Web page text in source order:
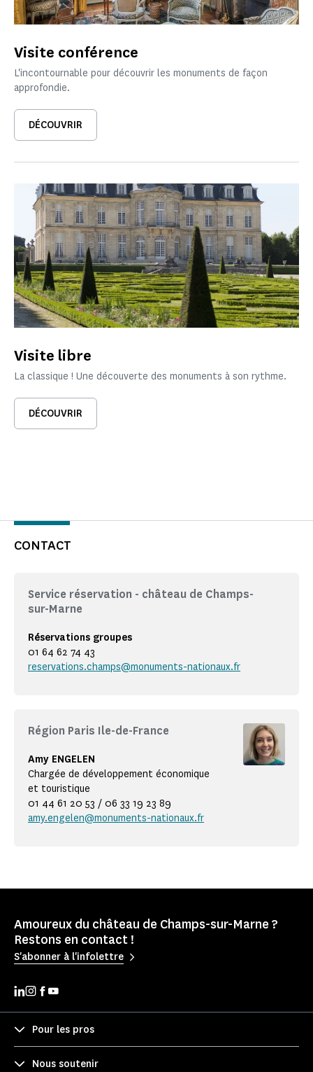
Visite conférence
L'incontournable pour découvrir les monuments de façon
approfondie.
DÉCOUVRIR
Visite libre
La classique ! Une découverte des monuments à son rythme.
DÉCOUVRIR
CONTACT
Service réservation - château de Champs-
sur-Marne
Réservations groupes
01 64 62 74 43
reservations.champs@monuments-nationaux.fr
Région Paris Ile-de-France
Amy ENGELEN
Chargée de développement économique
et touristique
01 44 61 20 53 / 06 33 19 23 89
amy.engelen@monuments-nationaux.fr
Amoureux du château de Champs-sur-Marne ?
Restons en contact !
S'abonner à l'infolettre
Pour les pros
Nous soutenir